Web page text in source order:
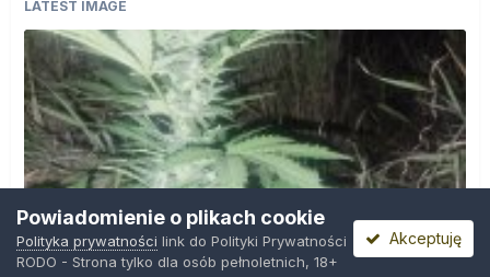
LATEST IMAGE
Powiadomienie o plikach cookie
Polityka prywatności link do Polityki Prywatności
RODO - Strona tylko dla osób pełnoletnich, 18+
Akceptuję